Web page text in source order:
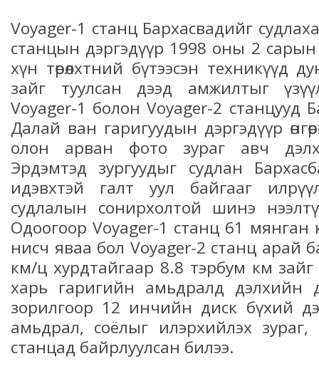
Voyager-1 станц Бархасвадийг
станцын дэргэдүүр 1998 оны 2 сарын
хүн төрөлхтний бүтээсэн техникүүд
зайг туулсан дээд амжилтыг
Voyager-1 болон Voyager-2 станцууд
Далай ван гаригуудын дэргэдүүр
олон арван фото зураг авч
Эрдэмтэд зургуудыг судлан
идэвхтэй галт уул байгааг
судлалын сонирхолтой шинэ
Одоогоор Voyager-1 станц 61 мянган
нисч яваа бол Voyager-2 станц арай
км/ц хурдтайгаар 8.8 тэрбум км
харь гаригийн амьдралд дэлхийн
зорилгоор 12 инчийн диск бүхий
амьдрал, соёлыг илэрхийлэх зураг,
станцад байрлуулсан билээ.